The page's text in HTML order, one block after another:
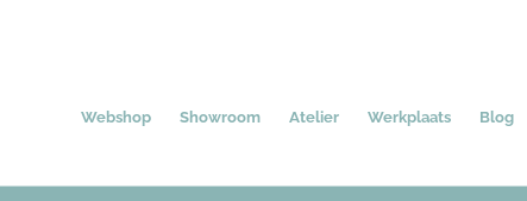
Webshop Showroom Atelier Werkplaats Blog